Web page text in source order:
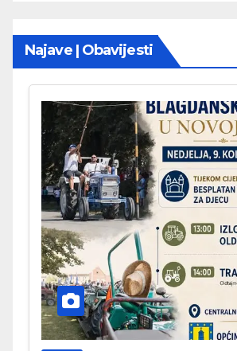
Najave | Obavijesti